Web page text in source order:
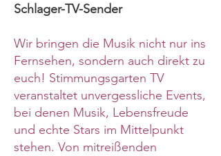
Schlager-TV-Sender
Wir bringen die Musik nicht nur ins
Fernsehen, sondern auch direkt zu
euch! Stimmungsgarten TV
veranstaltet unvergessliche Events,
bei denen Musik, Lebensfreude
und echte Stars im Mittelpunkt
stehen. Von mitreißenden